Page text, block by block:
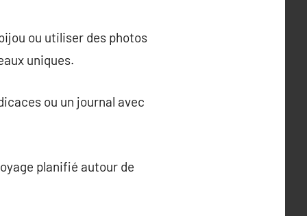
ou utiliser des photos
uniques.
ou un journal avec
planifié autour de